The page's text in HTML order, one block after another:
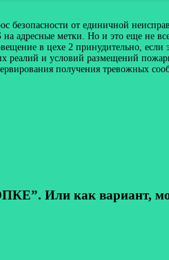
от единичной
адресные метки. Но и это еще не
в цехе 2 принудительно, если
реалий и условий размещений
получения тревожных
Или как вариант,